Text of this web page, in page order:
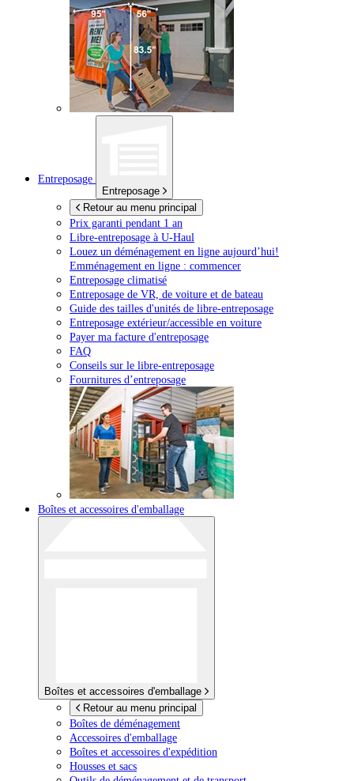
Entreposage
Entreposage
Retour au menu principal
Prix garanti pendant 1 an
Libre-entreposage à U-Haul
Louez un déménagement en ligne aujourd’hui!
Emménagement en ligne : commencer
Entreposage climatisé
Entreposage de VR, de voiture et de bateau
Guide des tailles d'unités de libre-entreposage
Entreposage extérieur/accessible en voiture
Payer ma facture d'entreposage
FAQ
Conseils sur le libre-entreposage
Fournitures d’entreposage
Boîtes et accessoires d'emballage
Boîtes et accessoires d'emballage
Retour au menu principal
Boîtes de déménagement
Accessoires d'emballage
Boîtes et accessoires d'expédition
Housses et sacs